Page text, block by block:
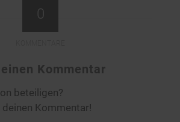
0
Kommentar
beteiligen?
Kommentar!